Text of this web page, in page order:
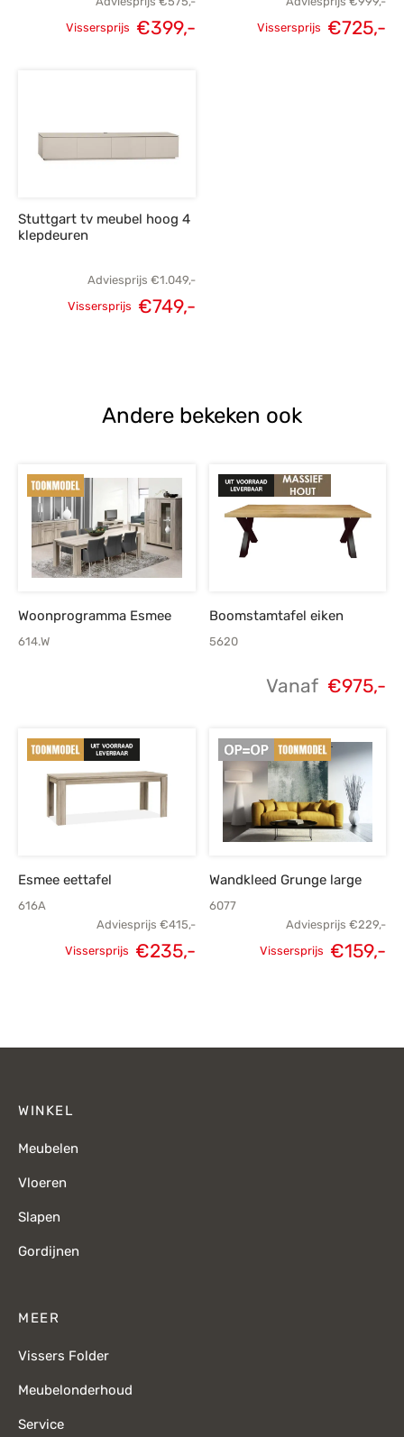
Vissersprijs €399,-
Vissersprijs €725,-
Stuttgart tv meubel hoog 4
klepdeuren
Adviesprijs €1.049,-
Vissersprijs €749,-
Andere bekeken ook
Woonprogramma Esmee
614.W
Boomstamtafel eiken
5620
Vanaf €975,-
Esmee eettafel
616A
Adviesprijs €415,-
Vissersprijs €235,-
Wandkleed Grunge large
6077
Adviesprijs €229,-
Vissersprijs €159,-
WINKEL
Meubelen
Vloeren
Slapen
Gordijnen
MEER
Vissers Folder
Meubelonderhoud
Service